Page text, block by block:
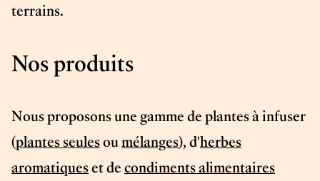
terrains.
Nos produits
Nous proposons une gamme de plantes à infuser
(plantes seulesoumélanges), d'herbes
aromatiqueset de condiments alimentaires